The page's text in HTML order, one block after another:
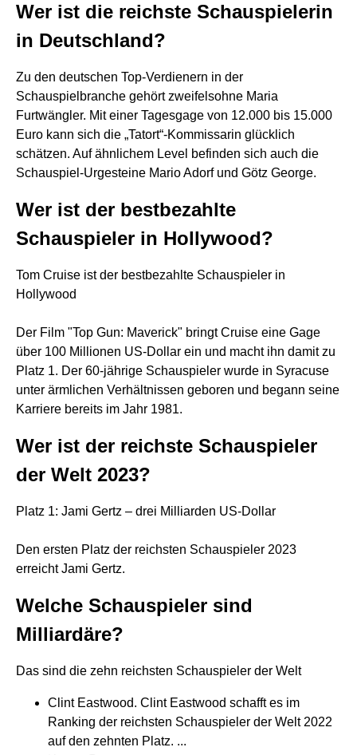
Wer ist die reichste Schauspielerin
in Deutschland?
Zu den deutschen Top-Verdienern in der
Schauspielbranche gehört zweifelsohne Maria
Furtwängler. Mit einer Tagesgage von 12.000 bis 15.000
Euro kann sich die „Tatort“-Kommissarin glücklich
schätzen. Auf ähnlichem Level befinden sich auch die
Schauspiel-Urgesteine Mario Adorf und Götz George.
Wer ist der bestbezahlte
Schauspieler in Hollywood?
Tom Cruise ist der bestbezahlte Schauspieler in
Hollywood
Der Film "Top Gun: Maverick" bringt Cruise eine Gage
über 100 Millionen US-Dollar ein und macht ihn damit zu
Platz 1. Der 60-jährige Schauspieler wurde in Syracuse
unter ärmlichen Verhältnissen geboren und begann seine
Karriere bereits im Jahr 1981.
Wer ist der reichste Schauspieler
der Welt 2023?
Platz 1: Jami Gertz – drei Milliarden US-Dollar
Den ersten Platz der reichsten Schauspieler 2023
erreicht Jami Gertz.
Welche Schauspieler sind
Milliardäre?
Das sind die zehn reichsten Schauspieler der Welt
Clint Eastwood. Clint Eastwood schafft es im
Ranking der reichsten Schauspieler der Welt 2022
auf den zehnten Platz. ...